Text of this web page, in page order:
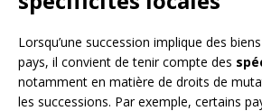
Lorsqu’une succession implique des
pays, il convient de tenir compte des
notamment en matière de droits de
les successions. Par exemple, certains